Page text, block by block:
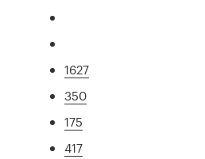
1627
350
175
417